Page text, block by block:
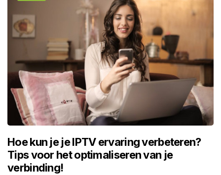
Hoe kun je je IPTV ervaring verbeteren?
Tips voor het optimaliseren van je
verbinding!